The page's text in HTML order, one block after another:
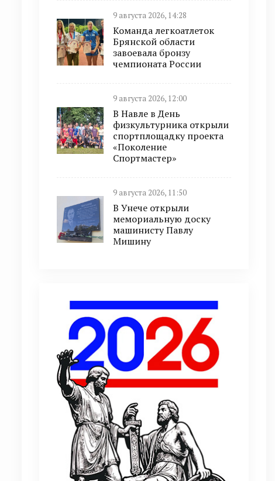
9 августа 2026, 14:28
Команда легкоатлеток
Брянской области
завоевала бронзу
чемпионата России
9 августа 2026, 12:00
В Навле в День
физкультурника открыли
спортплощадку проекта
«Поколение
Спортмастер»
9 августа 2026, 11:50
В Унече открыли
мемориальную доску
машинисту Павлу
Мишину